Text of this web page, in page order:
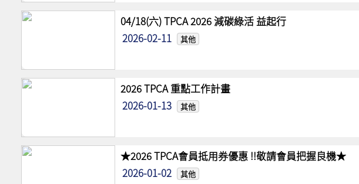
04/18(六) TPCA 2026 減碳綠活 益起行
2026-02-11
其他
2026 TPCA 重點工作計畫
2026-01-13
其他
★2026 TPCA會員抵用券優惠 !!敬請會員把握良機★
2026-01-02
其他